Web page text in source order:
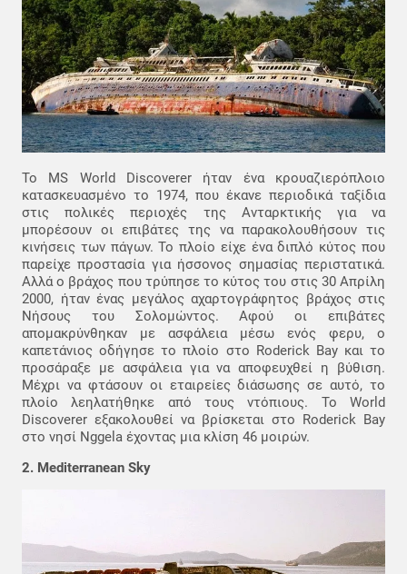
Το MS World Discoverer ήταν ένα κρουαζιερόπλοιο
κατασκευασμένο το 1974, που έκανε περιοδικά ταξίδια
στις πολικές περιοχές της Ανταρκτικής για να
μπορέσουν οι επιβάτες της να παρακολουθήσουν τις
κινήσεις των πάγων. Το πλοίο είχε ένα διπλό κύτος που
παρείχε προστασία για ήσσονος σημασίας περιστατικά.
Αλλά ο βράχος που τρύπησε το κύτος του στις 30 Απρίλη
2000, ήταν ένας μεγάλος αχαρτογράφητος βράχος στις
Νήσους του Σολομώντος. Αφού οι επιβάτες
απομακρύνθηκαν με ασφάλεια μέσω ενός φερυ, ο
καπετάνιος οδήγησε το πλοίο στο Roderick Bay και το
προσάραξε με ασφάλεια για να αποφευχθεί η βύθιση.
Μέχρι να φτάσουν οι εταιρείες διάσωσης σε αυτό, το
πλοίο λεηλατήθηκε από τους ντόπιους. Το World
Discoverer εξακολουθεί να βρίσκεται στο Roderick Bay
στο νησί Nggela έχοντας μια κλίση 46 μοιρών.
2. Mediterranean Sky